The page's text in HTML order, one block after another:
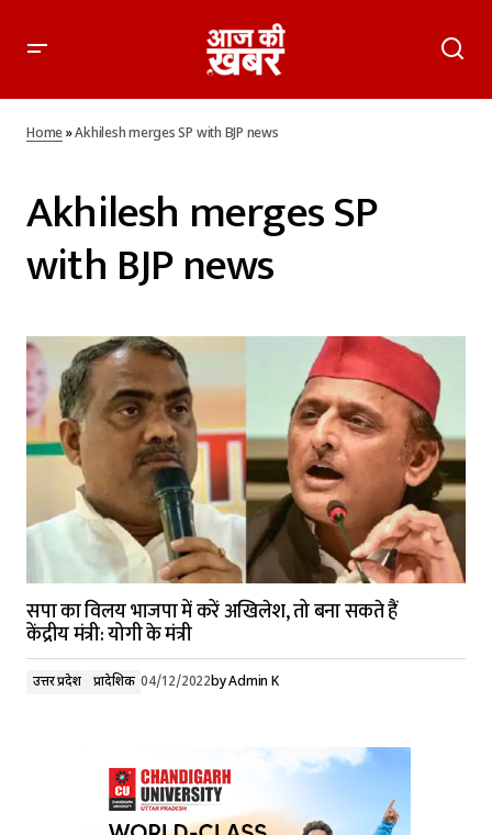
Home»Akhilesh merges SP with BJP news
Akhilesh merges SP
with BJP news
सपा का विलय भाजपा में करें अखिलेश, तो बना सकते हैं
केंद्रीय मंत्री: योगी के मंत्री
उत्तर प्रदेश प्रादेशिक 04/12/2022byAdmin K